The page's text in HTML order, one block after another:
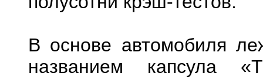
В основе автомобиля
названием капсула